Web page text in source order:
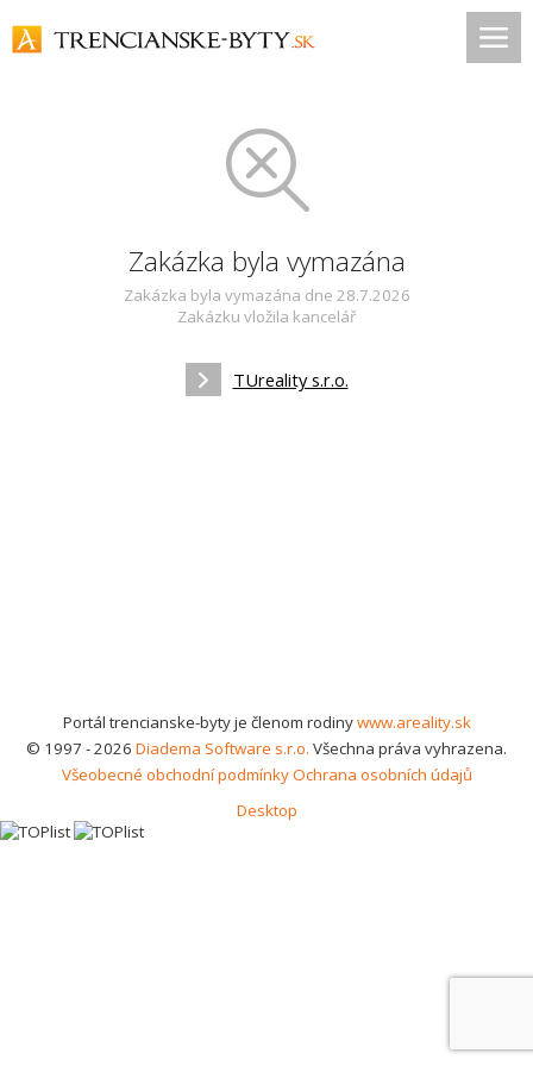
Zakázka byla vymazána
Zakázka byla vymazána dne 28.7.2026
Zakázku vložila kancelář
TUreality s.r.o.
Portál trencianske-byty je členom rodinywww.areality.sk
© 1997 - 2026 Diadema Software s.r.o. Všechna práva vyhrazena.
Všeobecné obchodní podmínkyOchrana osobních údajů
Desktop